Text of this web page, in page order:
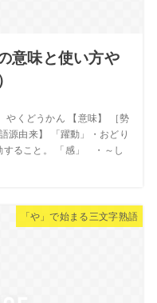
意味と使い方や
やくどうかん 【意味】 ［勢
源由来】 「躍動」・おどり
すること。 「感」 ・～し
「や」で始まる三文字熟語